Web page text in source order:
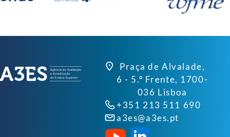
Praça de Alvalade,
6 - 5.º Frente, 1700-
036 Lisboa
+351 213 511 690
a3es@a3es.pt